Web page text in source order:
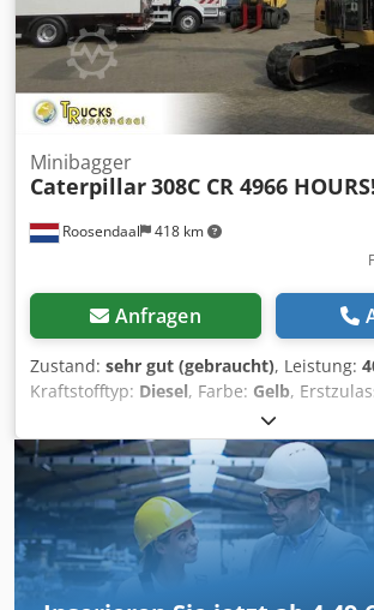
Roosendaal 418 km
Minibagger
Caterpillar308C CR 4966
Anfragen
Zustand: sehr gut (gebraucht), Leistung:
Kraftstofftyp: Diesel, Farbe: Gelb,
, Betriebsstunden:
CATO308CCKCX02306 = Weitere
Raupe Technischer Zustand: sehr gut
sehr gut = Firmeninformationen = If you
questions or suggestions, Don't hesitate
guarantee an answer within 8 hours.
VAT. No rights could be derived from